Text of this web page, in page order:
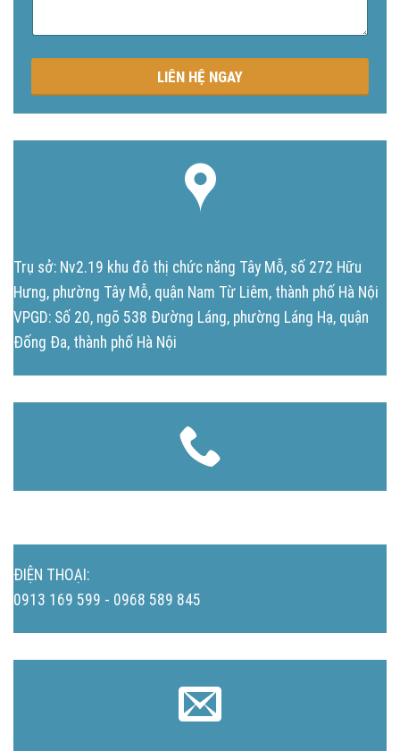
g
LIÊN HỆ NGAY
Trụ sở: Nv2.19 khu đô thị chức năng Tây Mỗ, số 272 Hữu
Hưng, phường Tây Mỗ, quận Nam Từ Liêm, thành phố Hà Nội
VPGD: Số 20, ngõ 538 Đường Láng, phường Láng Hạ, quận
Đống Đa, thành phố Hà Nội
ĐIỆN THOẠI:
0913 169 599 - 0968 589 845